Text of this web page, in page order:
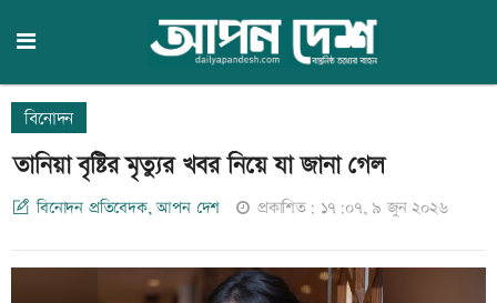
বিনোদন
তানিয়া বৃষ্টির মৃত্যুর খবর নিয়ে যা জানা গেল
বিনোদন প্রতিবেদক, আপন দেশ প্রকাশিত: ১৭:০৭, ৯ জুন ২০২৬